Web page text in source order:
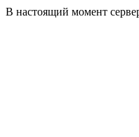
В настоящий момент